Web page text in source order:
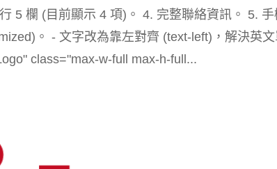
5 欄 (目前顯示 4 項)。 4. 完整聯絡資訊。 5. 手
。 - 文字改為靠左對齊 (text-left)，解決英文
class="max-w-full max-h-full...